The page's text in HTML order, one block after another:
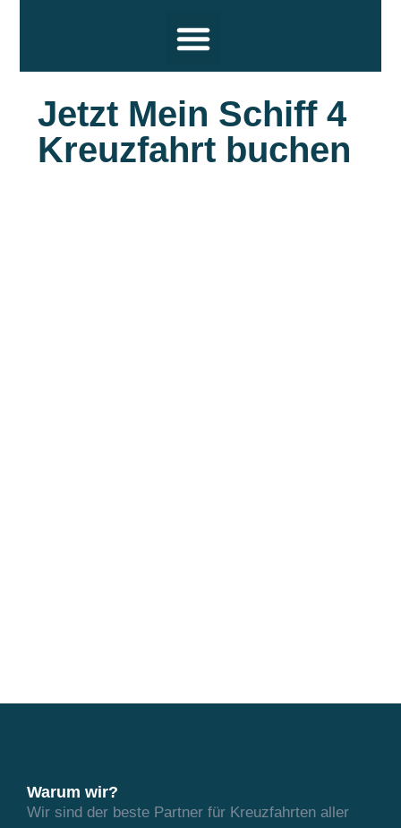
Jetzt Mein Schiff 4
Kreuzfahrt buchen
Warum wir?
Wir sind der beste Partner für Kreuzfahrten aller